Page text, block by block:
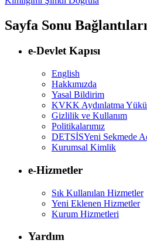
Sayfa Sonu Bağlantıları
e-Devlet Kapısı
English
Hakkımızda
Yasal Bildirim
KVKK Aydınlatma
Gizlilik ve Kullanım
Politikalarımız
DETSİSYeni Sekmede
Kurumsal Kimlik
e-Hizmetler
Sık Kullanılan Hizmetler
Yeni Eklenen Hizmetler
Kurum Hizmetleri
Yardım